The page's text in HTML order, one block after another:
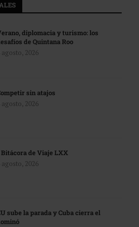
diplomacia y turismo: los
de Quintana Roo
agosto, 2026
sin atajos
agosto, 2026
Bitácora de Viaje LXX
agosto, 2026
sube la parada y Cuba cierra el